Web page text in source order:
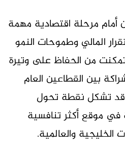
أمام مرحلة اقتصادية مهمة
المالي وطموحات النمو
تمكنت من الحفاظ على وتيرة
بين القطاعين العام
والخاص، فإن رؤية 2030 قد تشكل نقطة تحول
في موقع أكثر تنافسية
الخليجية والعالمية.